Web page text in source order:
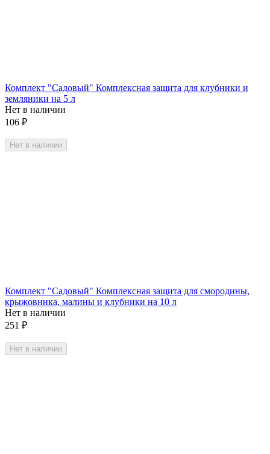
Комплект "Садовый" Комплексная защита для клубники и
земляники на 5 л
Нет в наличии
106 ₽
Нет в наличии
Комплект "Садовый" Комплексная защита для смородины,
крыжовника, малины и клубники на 10 л
Нет в наличии
251 ₽
Нет в наличии